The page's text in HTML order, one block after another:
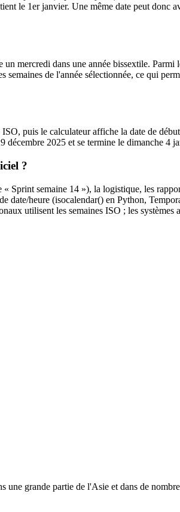
le 1er janvier. Une même date peut donc
mercredi dans une année bissextile. Parmi
de l'année sélectionnée, ce qui
puis le calculateur affiche la date de
décembre 2025 et se termine le dimanche 4
?
Sprint semaine 14 »), la logistique, les
date/heure (isocalendar() en Python,
utilisent les semaines ISO ; les systèmes
une grande partie de l'Asie et dans de